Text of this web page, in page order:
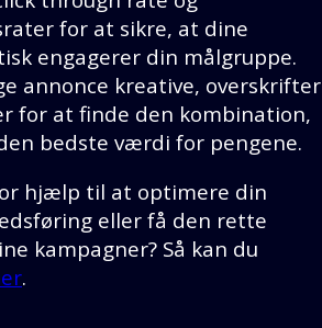
for at sikre, at dine
engagerer din målgruppe.
annonce kreative, overskrifter
for at finde den kombination,
bedste værdi for pengene.
hjælp til at optimere din
eller få den rette
kampagner? Så kan du
.